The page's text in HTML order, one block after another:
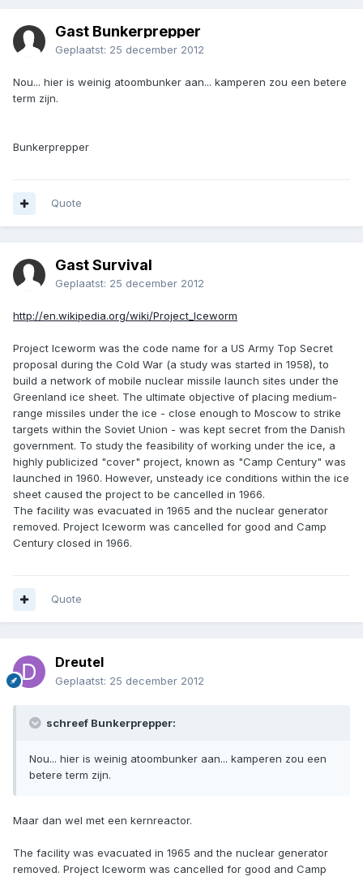
Gast Bunkerprepper
Geplaatst: 25 december 2012
Nou... hier is weinig atoombunker aan... kamperen zou een betere
term zijn.
Bunkerprepper
Quote
Gast Survival
Geplaatst: 25 december 2012
http://en.wikipedia.org/wiki/Project_Iceworm
Project Iceworm was the code name for a US Army Top Secret
proposal during the Cold War (a study was started in 1958), to
build a network of mobile nuclear missile launch sites under the
Greenland ice sheet. The ultimate objective of placing medium-
range missiles under the ice - close enough to Moscow to strike
targets within the Soviet Union - was kept secret from the Danish
government. To study the feasibility of working under the ice, a
highly publicized "cover" project, known as "Camp Century" was
launched in 1960. However, unsteady ice conditions within the ice
sheet caused the project to be cancelled in 1966.
The facility was evacuated in 1965 and the nuclear generator
removed. Project Iceworm was cancelled for good and Camp
Century closed in 1966.
Quote
Dreutel
Geplaatst: 25 december 2012
schreef Bunkerprepper:
Nou... hier is weinig atoombunker aan... kamperen zou een
betere term zijn.
Maar dan wel met een kernreactor.
The facility was evacuated in 1965 and the nuclear generator
removed. Project Iceworm was cancelled for good and Camp